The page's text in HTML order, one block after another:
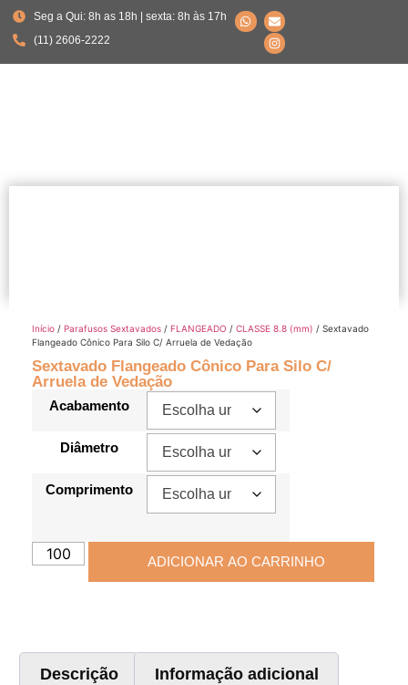
Seg a Qui: 8h as 18h | sexta: 8h às 17h
(11) 2606-2222
Início / Parafusos Sextavados / FLANGEADO / CLASSE 8.8 (mm) / Sextavado
Flangeado Cônico Para Silo C/ Arruela de Vedação
Sextavado Flangeado Cônico Para Silo C/
Arruela de Vedação
Acabamento
Diâmetro
Comprimento
ADICIONAR AO CARRINHO
Descrição Informação adicional